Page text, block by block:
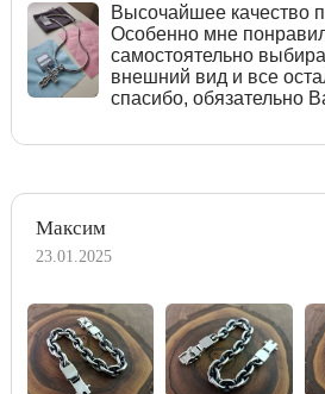
Высочайшее качество
Особенно мне
самостоятельно
внешний вид и все
спасибо, обязательно
Максим
23.01.2025